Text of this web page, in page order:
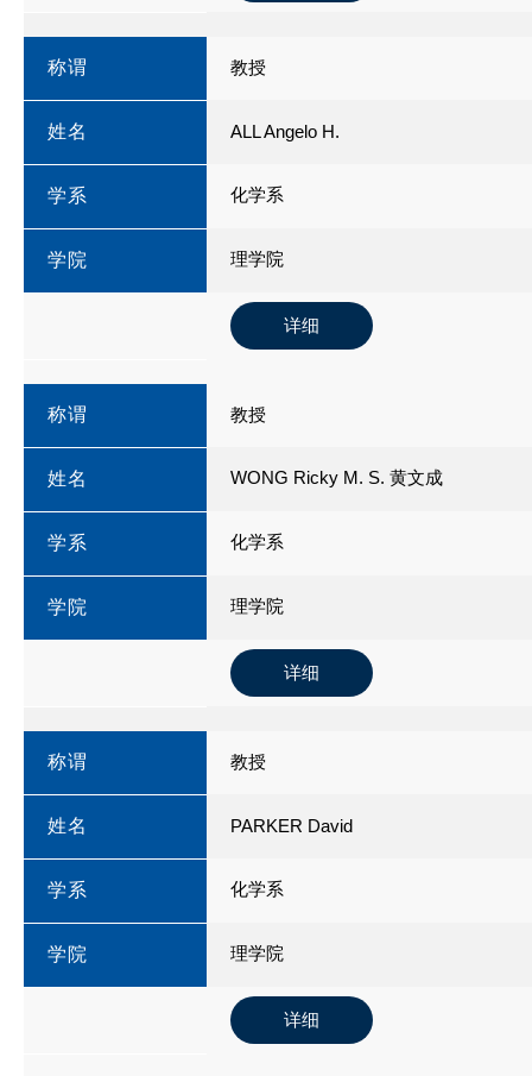
称谓 教授
姓名 ALL Angelo H.
学系 化学系
学院 理学院
详细
称谓 教授
姓名 WONG Ricky M. S. 黄文成
学系 化学系
学院 理学院
详细
称谓 教授
姓名 PARKER David
学系 化学系
学院 理学院
详细